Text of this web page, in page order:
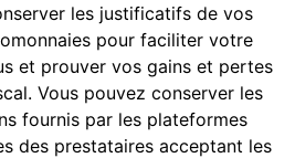
les justificatifs de vos
pour faciliter votre
et prouver vos gains et pertes
Vous pouvez conserver les
fournis par les plateformes
des prestataires acceptant les